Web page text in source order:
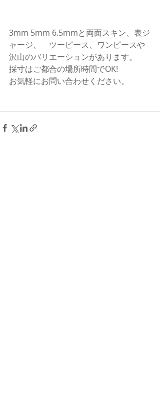
3mm 5mm 6.5mmと両面スキン、表ジ
ャージ、　ツーピース、ワンピースや
沢山のバリエーションがあります。
採寸はご都合の場所時間でOK!
お気軽にお問い合わせください。